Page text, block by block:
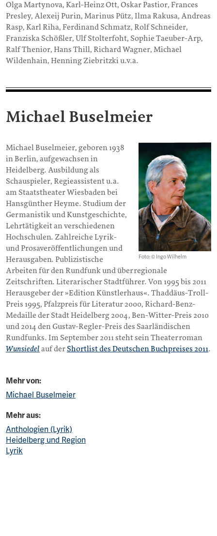
Olga Martynova, Karl-Heinz Ott, Oskar Pastior, Frances
Presley, Alexeij Purin, Marinus Pütz, Ilma Rakusa, Andreas
Rasp, Karl Riha, Ferdinand Schmatz, Rolf Schneider,
Franziska Schößler, Ulf Stolterfoht, Sophie Taeuber-Arp,
Ralf Thenior, Hans Thill, Richard Wagner, Michael
Wildenhain, Henning Ziebritzki u.v.a.
Michael Buselmeier
Foto: © Ingo Wilhelm
Michael Buselmeier, geboren 1938
in Berlin, aufgewachsen in
Heidelberg. Ausbildung als
Schauspieler, Regieassistent u.a.
am Staatstheater Wiesbaden bei
Hansgünther Heyme. Studium der
Germanistik und Kunstgeschichte,
Lehrtätigkeit an verschiedenen
Hochschulen. Zahlreiche Lyrik-
und Prosaveröffentlichungen und
Herausgaben. Publizistische
Arbeiten für den Rundfunk und überregionale
Zeitschriften. Literarischer Stadtführer. Von 1995 bis 2011
Herausgeber der »Edition Künstlerhaus«. Thaddäus-Troll-
Preis 1995, Pfalzpreis für Literatur 2000, Richard-Benz-
Medaille der Stadt Heidelberg 2004, Ben-Witter-Preis 2010
und 2014 den Gustav-Regler-Preis des Saarländischen
Rundfunks. Im September 2011 steht sein Theaterroman
Wunsiedel auf derShortlist des Deutschen Buchpreises 2011.
Mehr von:
Michael Buselmeier
Mehr aus:
Anthologien (Lyrik)
Heidelberg und Region
Lyrik